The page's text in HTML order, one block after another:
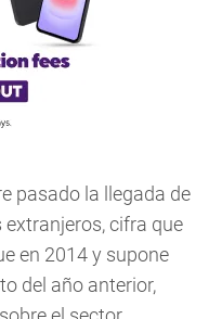
pasado la llegada de
cifra que
en 2014 y supone
del año anterior,